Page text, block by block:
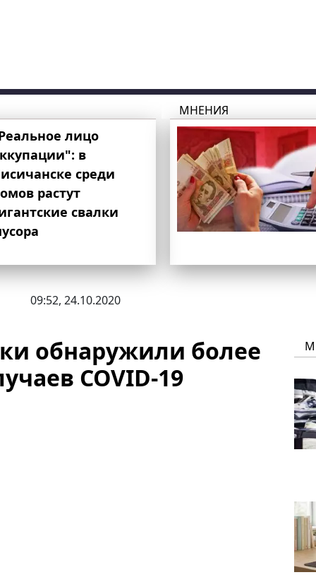
лицо
в
среди
растут
свалки
МНЕНИЯ
09:52, 24.10.2020
обнаружили более
COVID-19